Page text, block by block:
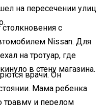
на пересечении улиц
столкновения с
Nissan. Для
на тротуар, где
в стену магазина.
врачи. Он
Мама ребенка
травму и перелом